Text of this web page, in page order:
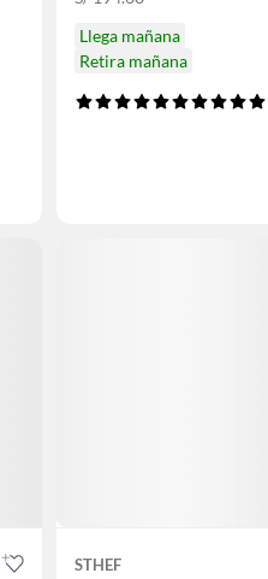
Llega mañana
Retira mañana
STHEF